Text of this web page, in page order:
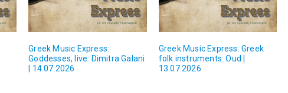
Greek Music Express:
Goddesses, live: Dimitra Galani
| 14.07.2026
Greek Music Express: Greek
folk instruments: Oud |
13.07.2026